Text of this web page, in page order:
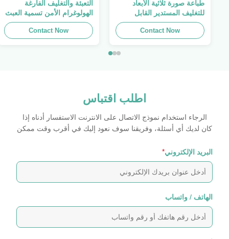
طباعة صورة ثلاثية الأبعاد
للتغليف المستدير القابل
للطباعة ، الملصق الأصلي ،
صفائح لاصقة ذاتية اللصق
Contact Now
التعبئة والتغليف الفارغة
الهولوغرام الأمن تسمية العبث
واضح ملصق الهولوغرام شعار
الليزر
Contact Now
اطلب اقتباس
الرجاء استخدام نموذج الاتصال على الانترنت الاستفسار أدناه إذا
كان لديك أي أسئلة، وفريقنا سوف نعود إليك في أقرب وقت ممكن
البريد الإلكتروني*
الهاتف / واتساب